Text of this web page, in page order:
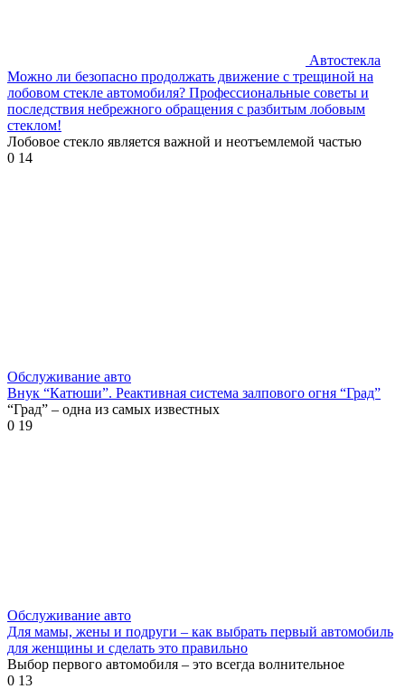
Автостекла
Можно ли безопасно продолжать движение с трещиной на
лобовом стекле автомобиля? Профессиональные советы и
последствия небрежного обращения с разбитым лобовым
стеклом!
Лобовое стекло является важной и неотъемлемой частью
0 14
Обслуживание авто
Внук “Катюши”. Реактивная система залпового огня “Град”
“Град” – одна из самых известных
0 19
Обслуживание авто
Для мамы, жены и подруги – как выбрать первый автомобиль
для женщины и сделать это правильно
Выбор первого автомобиля – это всегда волнительное
0 13